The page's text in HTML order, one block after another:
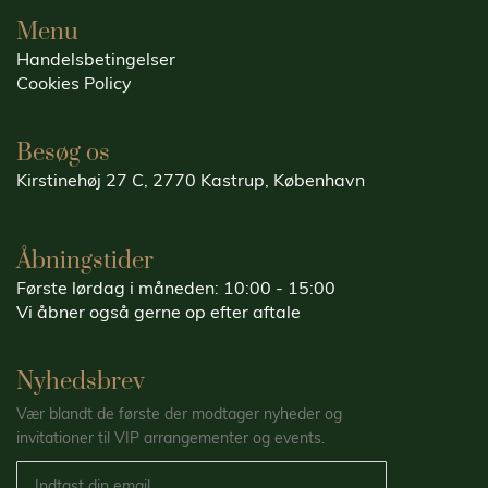
Menu
Handelsbetingelser
Cookies Policy
Besøg os
Kirstinehøj 27 C, 2770 Kastrup, København
Åbningstider
Første lørdag i måneden: 10:00 - 15:00
Vi åbner også gerne op efter aftale
Nyhedsbrev
Vær blandt de første der modtager nyheder og
invitationer til VIP arrangementer og events.